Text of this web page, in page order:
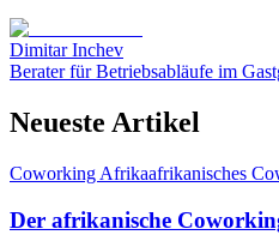
Dimitar Inchev
Berater für Betriebsabläufe im
Neueste Artikel
Coworking Afrikaafrikanisches
Der afrikanische